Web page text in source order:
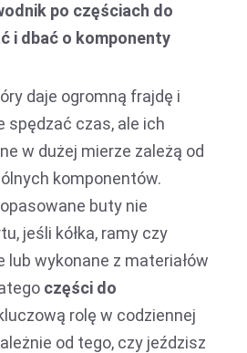
po częściach do
i dbać o komponenty
daje ogromną frajdę i
spędzać czas, ale ich
w dużej mierze zależą od
komponentów.
buty nie
jeśli kółka, ramy czy
lub wykonane z materiałów
części do
rolę w codziennej
od tego, czy jeździsz